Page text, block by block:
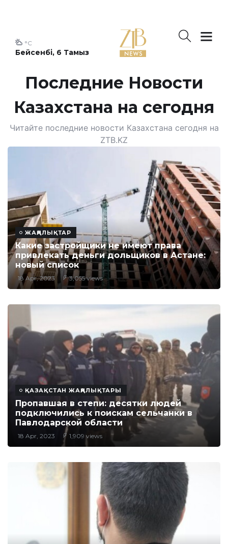
Бейсенбі, 6 Тамыз
°C
Последние Новости
Казахстана на сегодня
Читайте последние новости Казахстана сегодня на
ZTB.KZ
ЖАҢАЛЫҚТАР
Какие застройщики не имеют права
привлекать деньги дольщиков в Астане:
новый список
18 Apr, 2023 3,055 views
ҚАЗАҚСТАН ЖАҢАЛЫҚТАРЫ
Пропавшая в степи: десятки людей
подключились к поискам сельчанки в
Павлодарской области
18 Apr, 2023 1,909 views